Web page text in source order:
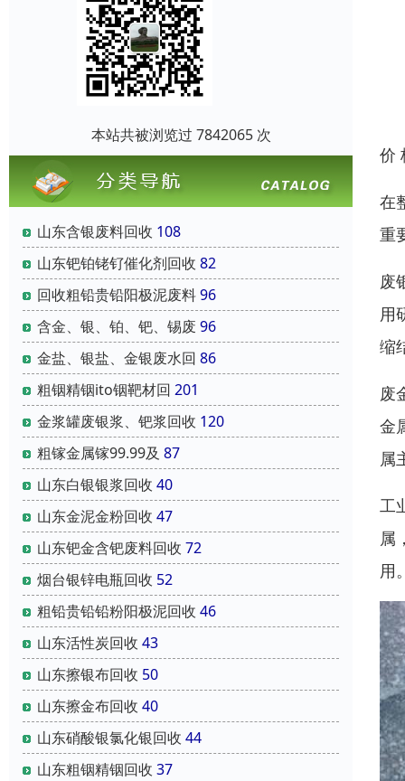
本站共被浏览过 7842065 次
山东含银废料回收 108
山东钯铂铑钌催化剂回收 82
回收粗铅贵铅阳极泥废料96
含金、银、铂、钯、锡废 96
金盐、银盐、金银废水回 86
粗铟精铟ito铟靶材回 201
金浆罐废银浆、钯浆回收 120
粗镓金属镓99.99及 87
山东白银银浆回收 40
山东金泥金粉回收 47
山东钯金含钯废料回收 72
烟台银锌电瓶回收 52
粗铅贵铅铅粉阳极泥回收 46
山东活性炭回收 43
山东擦银布回收 50
山东擦金布回收 40
山东硝酸银氯化银回收 44
山东粗铟精铟回收 37
价
在
重
废
用
缩
废
金
属
工
属
用